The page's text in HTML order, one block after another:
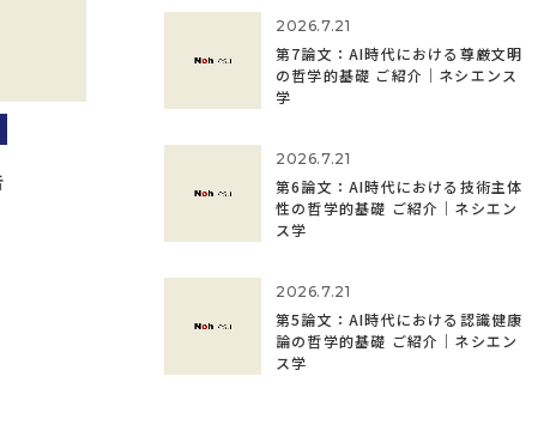
2026.7.21
第7論文：AI時代における尊厳文明
の哲学的基礎 ご紹介｜ネシエンス
学
2026.7.21
第6論文：AI時代における技術主体
性の哲学的基礎 ご紹介｜ネシエン
ス学
2026.7.21
第5論文：AI時代における認識健康
論の哲学的基礎 ご紹介｜ネシエン
ス学